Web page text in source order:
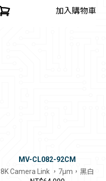
加入購物車
MV-CL082-92CM
8K Camera Link ，7μm，黑白